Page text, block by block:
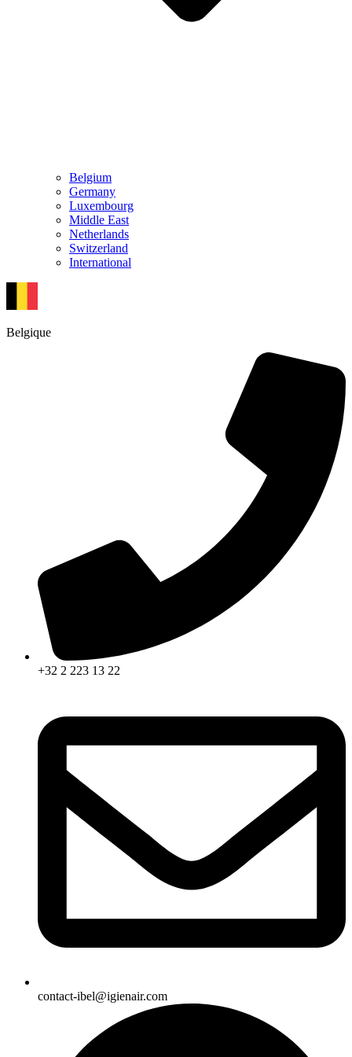
Belgium
Germany
Luxembourg
Middle East
Netherlands
Switzerland
International
Belgique
+32 2 223 13 22
contact-ibel@igienair.com